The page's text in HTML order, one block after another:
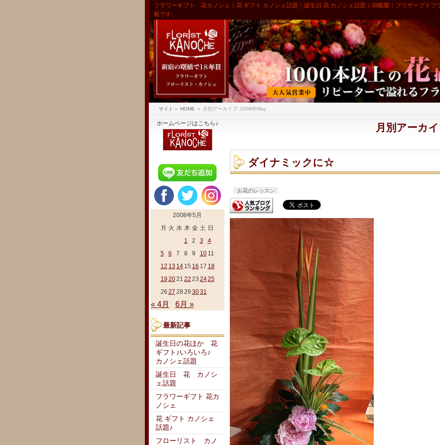
フラワーギフト 花カノシェ｜花 ギフト カノシェ話題｜誕生日 花 カノシェ話題｜胡蝶蘭｜プリザーブドフ
載です。
サイト » HOME » 月別アーカイブ: 2008年May
月別アーカ
ダイナミックに☆
お花のレッスン
ホームページはこちら♪
2008年5月
月 火 水 木 金 土 日
1
2 3
4
5
6 7 8 9 10 11
12 13 14 15 16 17 18
19 2021 22 23 2425
26 27 28 29 3031
« 4月 6月 »
最新記事
誕生日の花ほか 花
ギフト♪いろいろ♪
カノシェ話題
誕生日 花 カノシ
ェ話題
フラワーギフト 花カ
ノシェ
花 ギフト カノシェ
話題♪
フローリスト カノ